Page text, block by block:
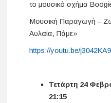
το μουσικό σχήμα
Μουσική Παραγωγή –
Αυλαία, Πάμε»
https://youtu.be/
Τετάρτη 24
21:15